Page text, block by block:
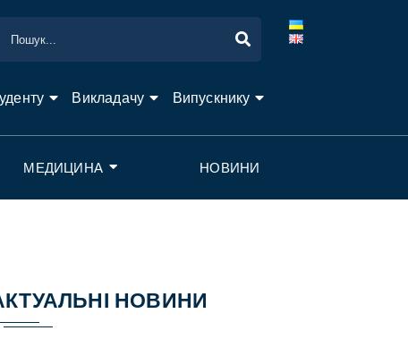
Викладачу Випускнику
МЕДИЦИНА НОВИНИ
НОВИНИ